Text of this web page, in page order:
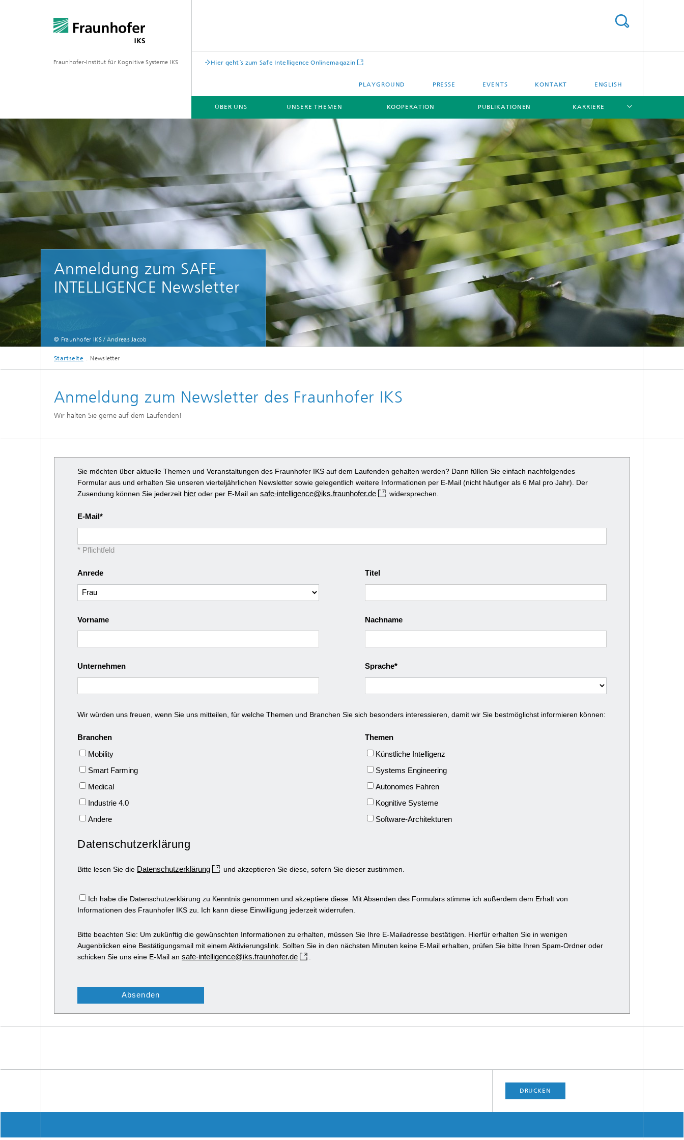
Fraunhofer-Institut für Kognitive Systeme IKS Hier geht´s zum Safe Intelligence Onlinemagazin
PLAYGROUND PRESSE EVENTS KONTAKT ENGLISH
ÜBER UNS UNSERE THEMEN KOOPERATION PUBLIKATIONEN KARRIERE
Anmeldung zum SAFE
INTELLIGENCE Newsletter
© Fraunhofer IKS / Andreas Jacob
Startseite Newsletter
Anmeldung zum Newsletter des Fraunhofer IKS
Wir halten Sie gerne auf dem Laufenden!
Sie möchten über aktuelle Themen und Veranstaltungen des Fraunhofer IKS auf dem Laufenden gehalten werden? Dann füllen Sie einfach nachfolgendes
Formular aus und erhalten Sie unseren vierteljährlichen Newsletter sowie gelegentlich weitere Informationen per E-Mail (nicht häufiger als 6 Mal pro Jahr). Der
Zusendung können Sie jederzeit hier oder per E-Mail ansafe-intelligence@iks.fraunhofer.de widersprechen.
E-Mail
* Pflichtfeld
Anrede Titel
Vorname Nachname
Unternehmen Sprache
Wir würden uns freuen, wenn Sie uns mitteilen, für welche Themen und Branchen Sie sich besonders interessieren, damit wir Sie bestmöglichst informieren können:
Branchen
Mobility
Smart Farming
Medical
Industrie 4.0
Andere
Themen
Künstliche Intelligenz
Systems Engineering
Autonomes Fahren
Kognitive Systeme
Software-Architekturen
Datenschutzerklärung
Bitte lesen Sie die Datenschutzerklärung und akzeptieren Sie diese, sofern Sie dieser zustimmen.
Ich habe die Datenschutzerklärung zu Kenntnis genommen und akzeptiere diese. Mit Absenden des Formulars stimme ich außerdem dem Erhalt von
Informationen des Fraunhofer IKS zu. Ich kann diese Einwilligung jederzeit widerrufen.
Bitte beachten Sie: Um zukünftig die gewünschten Informationen zu erhalten, müssen Sie Ihre E-Mailadresse bestätigen. Hierfür erhalten Sie in wenigen
Augenblicken eine Bestätigungsmail mit einem Aktivierungslink. Sollten Sie in den nächsten Minuten keine E-Mail erhalten, prüfen Sie bitte Ihren Spam-Ordner oder
schicken Sie uns eine E-Mail ansafe-intelligence@iks.fraunhofer.de
Absenden
DRUCKEN